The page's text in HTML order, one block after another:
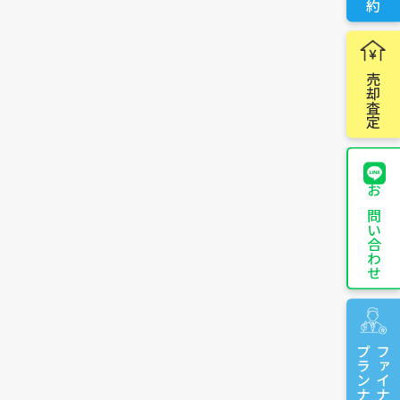
売却査定
お問い合わせ